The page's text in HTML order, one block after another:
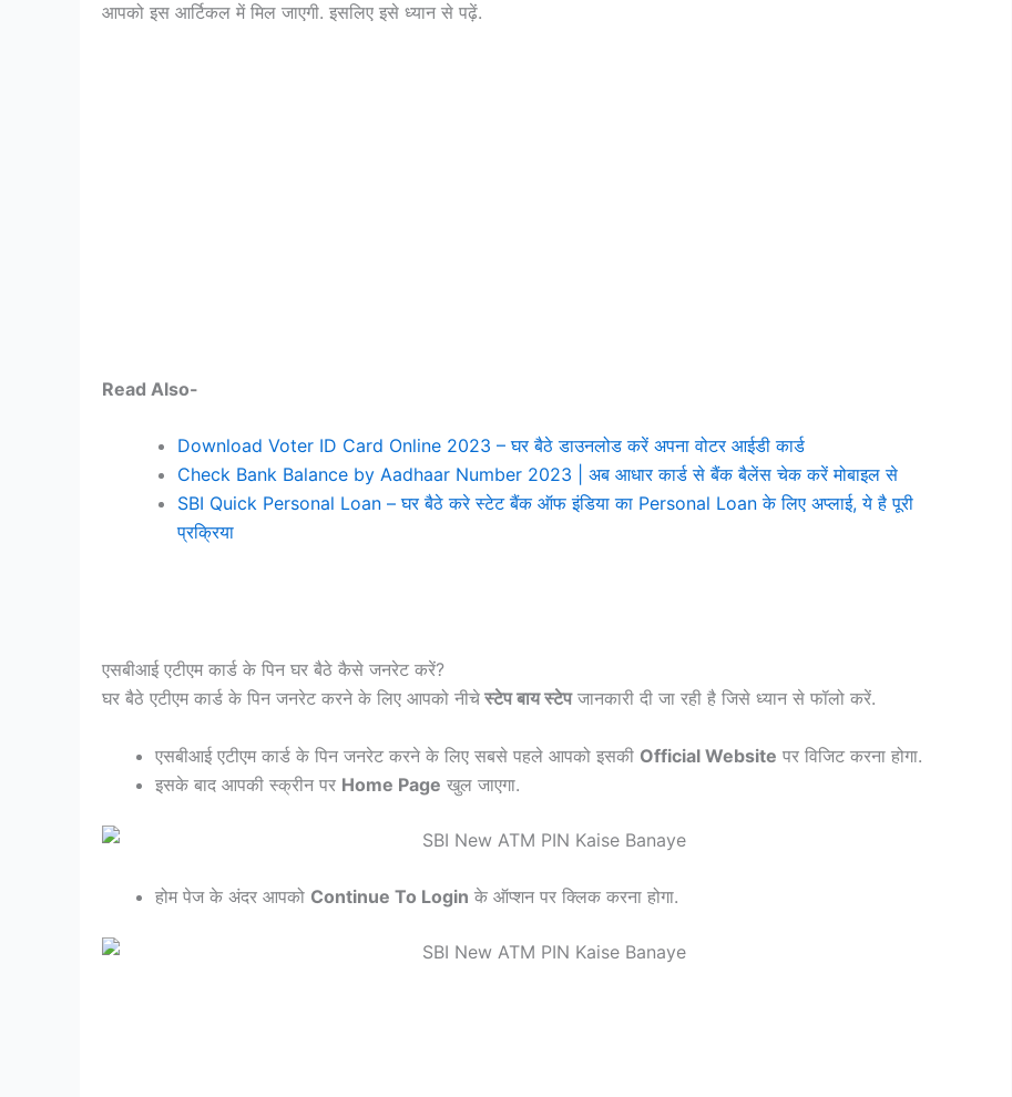
आपको इस आर्टिकल में मिल जाएगी. इसलिए इसे ध्यान से पढ़ें.
Read Also-
Download Voter ID Card Online 2023 – घर बैठे डाउनलोड करें अपना वोटर आईडी कार्ड
Check Bank Balance by Aadhaar Number 2023 | अब आधार कार्ड से बैंक बैलेंस चेक करें मोबाइल से
SBI Quick Personal Loan – घर बैठे करे स्टेट बैंक ऑफ इंडिया का Personal Loan के लिए अप्लाई, ये है पूरी
प्रक्रिया
एसबीआई एटीएम कार्ड के पिन घर बैठे कैसे जनरेट करें?
घर बैठे एटीएम कार्ड के पिन जनरेट करने के लिए आपको नीचे स्टेप बाय स्टेपजानकारी दी जा रही है जिसे ध्यान से फॉलो करें.
एसबीआई एटीएम कार्ड के पिन जनरेट करने के लिए सबसे पहले आपको इसकी Official Website पर विजिट करना होगा.
इसके बाद आपकी स्क्रीन पर Home Page खुल जाएगा.
होम पेज के अंदर आपको Continue To Login के ऑप्शन पर क्लिक करना होगा.